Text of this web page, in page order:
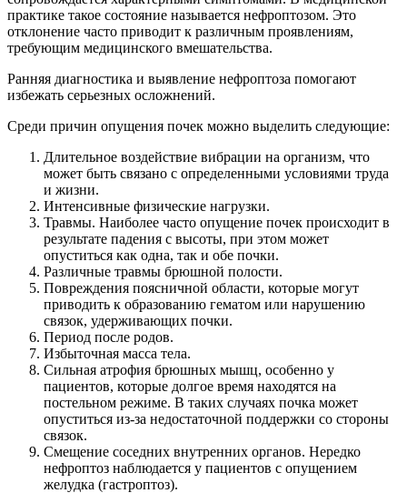
практике такое состояние называется нефроптозом. Это
отклонение часто приводит к различным проявлениям,
требующим медицинского вмешательства.
Ранняя диагностика и выявление нефроптоза помогают
избежать серьезных осложнений.
Среди причин опущения почек можно выделить следующие:
Длительное воздействие вибрации на организм, что
может быть связано с определенными условиями труда
и жизни.
Интенсивные физические нагрузки.
Травмы. Наиболее часто опущение почек происходит в
результате падения с высоты, при этом может
опуститься как одна, так и обе почки.
Различные травмы брюшной полости.
Повреждения поясничной области, которые могут
приводить к образованию гематом или нарушению
связок, удерживающих почки.
Период после родов.
Избыточная масса тела.
Сильная атрофия брюшных мышц, особенно у
пациентов, которые долгое время находятся на
постельном режиме. В таких случаях почка может
опуститься из-за недостаточной поддержки со стороны
связок.
Смещение соседних внутренних органов. Нередко
нефроптоз наблюдается у пациентов с опущением
желудка (гастроптоз).